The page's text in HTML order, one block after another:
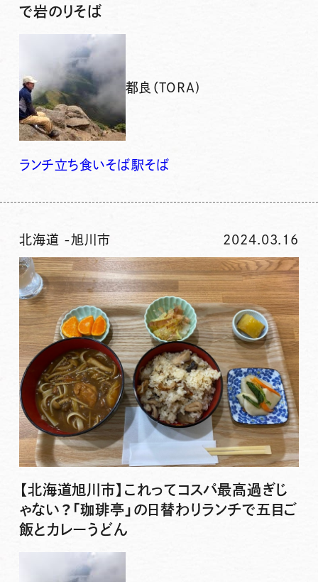
で岩のりそば
都良（TORA)
ランチ立ち食いそば駅そば
北海道 -旭川市 2024.03.16
【北海道旭川市】これってコスパ最高過ぎじ
ゃない？「珈琲亭」の日替わりランチで五目ご
飯とカレーうどん